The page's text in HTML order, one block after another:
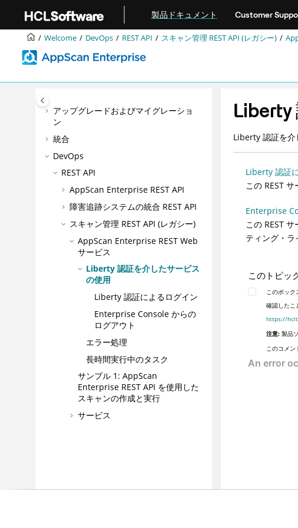
製品ドキュメント Customer
Welcome DevOps REST API スキャン管理 REST API (レガシー)
いらっしゃいませ
シビリティ機能
アップグレードおよびマイグレーショ
ン
統合
DevOps
REST API
AppScan Enterprise REST API
障害追跡システムの統合 REST API
スキャン管理 REST API (レガシー)
AppScan Enterprise REST Web
サービス
Liberty 認証を介したサービス
の使用
Liberty 認証によるログイン
Enterprise Console からの
ログアウト
エラー処理
長時間実行中のタスク
サンプル 1: AppScan
Enterprise REST API を使用した
スキャンの作成と実行
サービス
Liberty
Liberty 認証を介
Liberty 認証
この REST
Enterprise
この REST
ティング・ラ
このトピッ
このボック
確認したこ
https://
注意: 製品
このコメン